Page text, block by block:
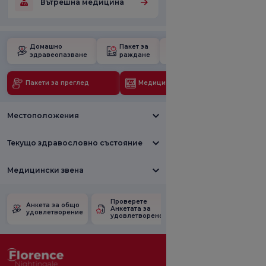
Вътрешна медицина
Домашно
здравеопазване
Пакет за
раждане
Пакети за преглед Медицински технологии
Местоположения
Текущо здравословно състояние
Медицински звена
Анкета за общо
удовлетворение
Проверете
Анкетата за
удовлетвореност.